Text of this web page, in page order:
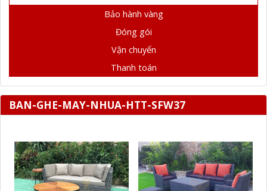
Bảo hành vàng
Đóng gói
Vận chuyển
Thanh toán
BAN-GHE-MAY-NHUA-HTT-SFW37